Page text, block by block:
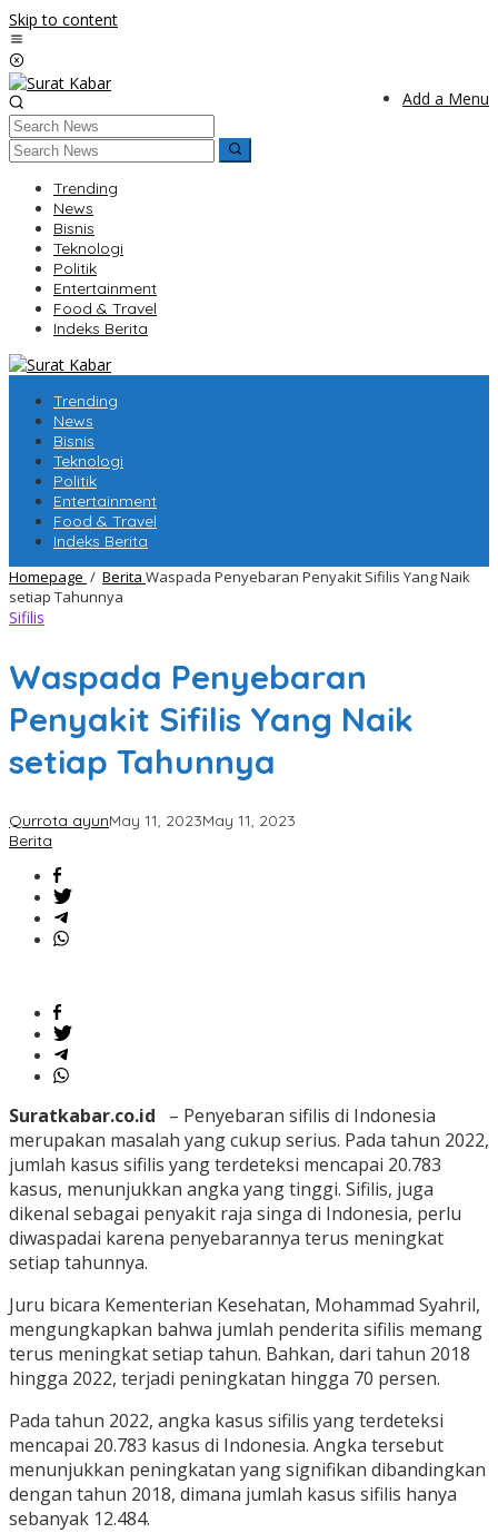
Skip to content
Add a Menu
Trending
News
Bisnis
Teknologi
Politik
Entertainment
Food & Travel
Indeks Berita
Trending
News
Bisnis
Teknologi
Politik
Entertainment
Food & Travel
Indeks Berita
Homepage / Berita Waspada Penyebaran Penyakit Sifilis Yang Naik
setiap Tahunnya
Sifilis
Waspada Penyebaran
Penyakit Sifilis Yang Naik
setiap Tahunnya
Qurrota ayunMay 11, 2023May 11, 2023
Berita
Suratkabar.co.id – Penyebaran sifilis di Indonesia
merupakan masalah yang cukup serius. Pada tahun 2022,
jumlah kasus sifilis yang terdeteksi mencapai 20.783
kasus, menunjukkan angka yang tinggi. Sifilis, juga
dikenal sebagai penyakit raja singa di Indonesia, perlu
diwaspadai karena penyebarannya terus meningkat
setiap tahunnya.
Juru bicara Kementerian Kesehatan, Mohammad Syahril,
mengungkapkan bahwa jumlah penderita sifilis memang
terus meningkat setiap tahun. Bahkan, dari tahun 2018
hingga 2022, terjadi peningkatan hingga 70 persen.
Pada tahun 2022, angka kasus sifilis yang terdeteksi
mencapai 20.783 kasus di Indonesia. Angka tersebut
menunjukkan peningkatan yang signifikan dibandingkan
dengan tahun 2018, dimana jumlah kasus sifilis hanya
sebanyak 12.484.